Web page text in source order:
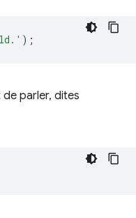
);
parler, dites